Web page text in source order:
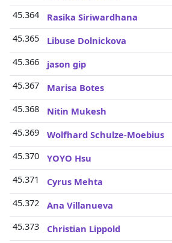
45.364
Rasika Siriwardhana
45.365
Libuse Dolnickova
45.366
jason gip
45.367
Marisa Botes
45.368
Nitin Mukesh
45.369
Wolfhard Schulze-Moebius
45.370
YOYO Hsu
45.371
Cyrus Mehta
45.372
Ana Villanueva
45.373
Christian Lippold